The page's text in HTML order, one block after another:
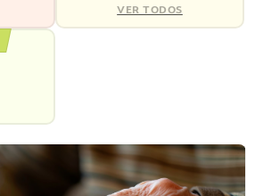
VER TODOS